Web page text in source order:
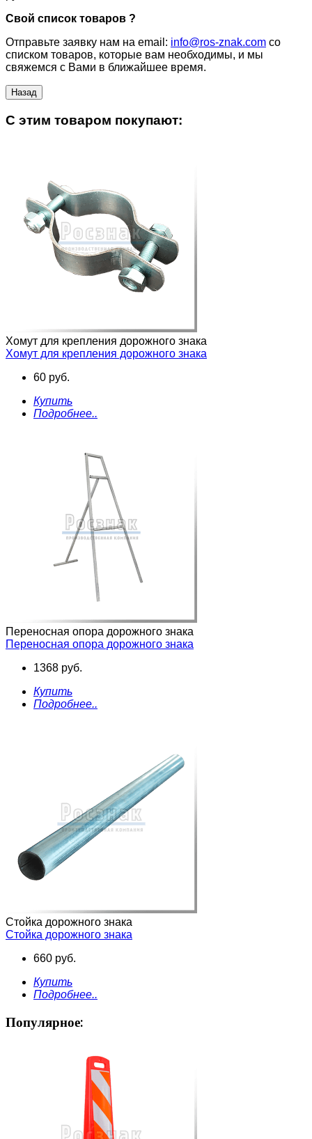
Свой список товаров ?
Отправьте заявку нам на email: info@ros-znak.com со
списком товаров, которые вам необходимы, и мы
свяжемся с Вами в ближайшее время.
C этим товаром покупают:
Хомут для крепления дорожного знака
Хомут для крепления дорожного знака
60 руб.
Купить
Подробнее..
Переносная опора дорожного знака
Переносная опора дорожного знака
1368 руб.
Купить
Подробнее..
Стойка дорожного знака
Стойка дорожного знака
660 руб.
Купить
Подробнее..
Популярное: